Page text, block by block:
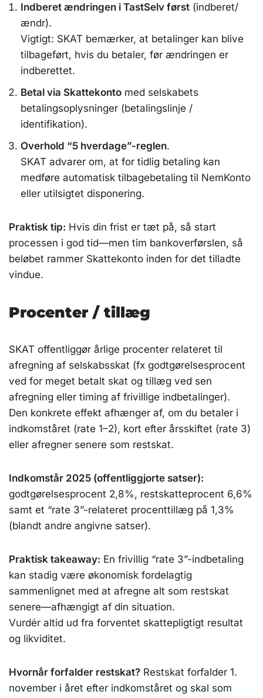
Indberet ændringen i TastSelv først (indberet/
ændr).
Vigtigt: SKAT bemærker, at betalinger kan blive
tilbageført, hvis du betaler, før ændringen er
indberettet.
Betal via Skattekonto med selskabets
betalingsoplysninger (betalingslinje /
identifikation).
Overhold “5 hverdage”-reglen.
SKAT advarer om, at for tidlig betaling kan
medføre automatisk tilbagebetaling til NemKonto
eller utilsigtet disponering.
Praktisk tip: Hvis din frist er tæt på, så start
processen i god tid—men tim bankoverførslen, så
beløbet rammer Skattekonto inden for det tilladte
vindue.
Procenter / tillæg
SKAT offentliggør årlige procenter relateret til
afregning af selskabsskat (fx godtgørelsesprocent
ved for meget betalt skat og tillæg ved sen
afregning eller timing af frivillige indbetalinger).
Den konkrete effekt afhænger af, om du betaler i
indkomståret (rate 1–2), kort efter årsskiftet (rate 3)
eller afregner senere som restskat.
Indkomstår 2025 (offentliggjorte satser):
godtgørelsesprocent 2,8%, restskatteprocent 6,6%
samt et “rate 3”-relateret procenttillæg på 1,3%
(blandt andre angivne satser).
Praktisk takeaway: En frivillig “rate 3”-indbetaling
kan stadig være økonomisk fordelagtig
sammenlignet med at afregne alt som restskat
senere—afhængigt af din situation.
Vurdér altid ud fra forventet skattepligtigt resultat
og likviditet.
Hvornår forfalder restskat? Restskat forfalder 1.
november i året efter indkomståret og skal som